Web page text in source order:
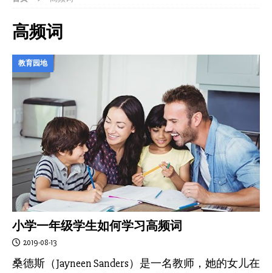
高频词
教育园地
小学一年级学生如何学习高频词
2019-08-13
桑德斯（Jayneen Sanders）是一名教师，她的女儿在